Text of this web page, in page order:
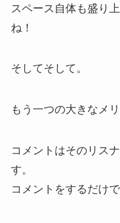
スペース自体も盛り
ね！
そしてそして。
もう一つの大きなメリ
コメントはそのリス
す。
コメントをするだけで